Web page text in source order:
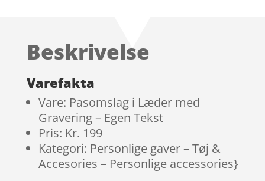
Beskrivelse
Varefakta
Vare: Pasomslag i Læder med
Gravering – Egen Tekst
Pris: Kr. 199
Kategori: Personlige gaver – Tøj &
Accesories – Personlige accessories}